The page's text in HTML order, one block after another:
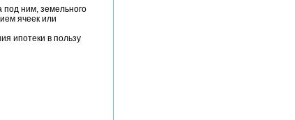
под ним, земельного
ячеек или
ипотеки в пользу